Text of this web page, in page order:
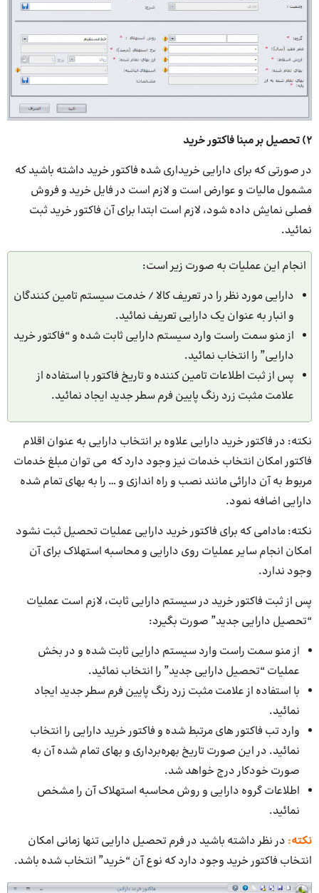
2) تحصیل بر مبنا فاکتور خرید
در صورتی که برای دارایی خریداری شده فاکتور خرید داشته باشید که
مشمول مالیات و عوارض است و لازم است در فایل خرید و فروش
فصلی نمایش داده شود، لازم است ابتدا برای آن فاکتور خرید ثبت
نمائید.
انجام این عملیات به صورت زیر است:
دارایی مورد نظر را در تعریف کالا / خدمت سیستم تامین کنندگان
و انبار به عنوان یک دارایی تعریف نمائید.
از منو سمت راست وارد سیستم دارایی ثابت شده و “فاکتور خرید
دارایی” را انتخاب نمائید.
پس از ثبت اطلاعات تامین کننده و تاریخ فاکتور با استفاده از
علامت مثبت زرد رنگ پایین فرم سطر جدید ایجاد نمائید.
نکته: در فاکتور خرید دارایی علاوه بر انتخاب دارایی به عنوان اقلام
فاکتور امکان انتخاب خدمات نیز وجود دارد که می توان مبلغ خدمات
مربوط به آن دارائی مانند نصب و راه اندازی و … را به بهای تمام شده
دارایی اضافه نمود.
نکته: مادامی که برای فاکتور خرید دارایی عملیات تحصیل ثبت نشود
امکان انجام سایر عملیات روی دارایی و محاسبه استهلاک برای آن
وجود ندارد.
پس از ثبت فاکتور خرید در سیستم دارایی ثابت، لازم است عملیات
“تحصیل دارایی جدید” صورت بگیرد:
از منو سمت راست وارد سیستم دارایی ثابت شده و در بخش
عملیات “تحصیل دارایی جدید” را انتخاب نمائید.
با استفاده از علامت مثبت زرد رنگ پایین فرم سطر جدید ایجاد
نمائید.
وارد تب فاکتور های مرتبط شده و فاکتور خرید دارایی را انتخاب
نمائید. در این صورت تاریخ بهره‌برداری و بهای تمام شده آن به
صورت خودکار درج خواهد شد.
اطلاعات گروه دارایی و روش محاسبه استهلاک آن را مشخص
نمائید.
نکته: در نظر داشته باشید در فرم تحصیل دارایی تنها زمانی امکان
انتخاب فاکتور خرید وجود دارد که نوع آن “خرید” انتخاب شده باشد.